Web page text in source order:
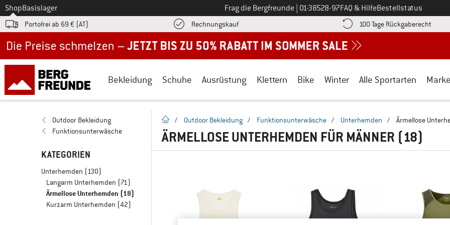
Zum
ShopBasislager Frag die Bergfreunde Ruf uns an unter
01-38528-97FAQ & HilfeBestellstatus
Portofrei ab 69 € (AT) RechnungskaufFinde die Zahlungs-Infos hier! Öffnet sich in einer Infobox
100 Tage Rückgaberecht
Bekleidung Schuhe Ausrüstung Klettern Bike Winter Alle Sportarten
Outdoor Bekleidung
Funktionsunterwäsche
KATEGORIEN
Unterhemden (130)
Langarm Unterhemden (71)
Ärmellose Unterhemden (18)
Kurzarm Unterhemden (42)
Startseite
/ Outdoor Bekleidung / Funktionsunterwäsche / Unterhemden / Ärmellose
ÄRMELLOSE UNTERHEMDEN FÜR MÄNNER (18)